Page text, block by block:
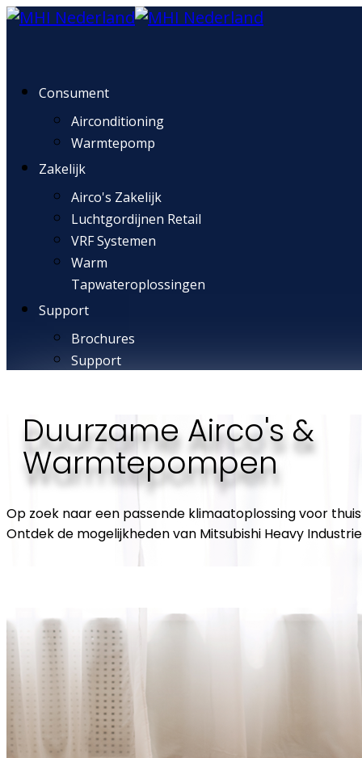
Consument
Airconditioning
Warmtepomp
Zakelijk
Airco's Zakelijk
Luchtgordijnen Retail
VRF Systemen
Warm
Tapwateroplossingen
Support
Brochures
Support
Duurzame Airco's &
Warmtepompen
Op zoek naar een passende klimaatoplossing voor
Ontdek de mogelijkheden van Mitsubishi Heavy